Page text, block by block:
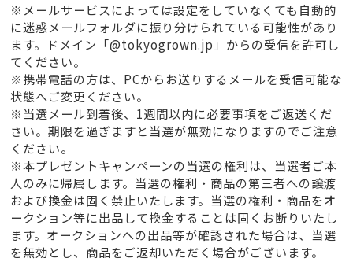
※メールサービスによっては設定をしていなくても自動的
に迷惑メールフォルダに振り分けられている可能性があり
ます。ドメイン「@tokyogrown.jp」からの受信を許可し
てください。
※携帯電話の方は、PCからお送りするメールを受信可能な
状態へご変更ください。
※当選メール到着後、1週間以内に必要事項をご返送くだ
さい。期限を過ぎますと当選が無効になりますのでご注意
ください。
※本プレゼントキャンペーンの当選の権利は、当選者ご本
人のみに帰属します。当選の権利・商品の第三者への譲渡
および換金は固く禁止いたします。当選の権利・商品をオ
ークション等に出品して換金することは固くお断りいたし
ます。オークションへの出品等が確認された場合は、当選
を無効とし、商品をご返却いただく場合がございます。